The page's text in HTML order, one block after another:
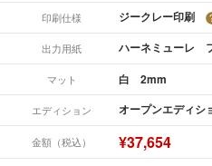
印刷仕様 ジークレー印刷
出力用紙 ハーネミューレ
マット 白 2mm
エディション オープンエディシ
金額（税込） ¥37,654